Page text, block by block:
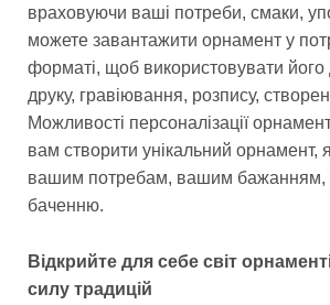
враховуючи ваші потреби, смаки,
можете завантажити орнамент у
форматі, щоб використовувати
друку, гравіювання, розпису,
Можливості персоналізації
вам створити унікальний орнамент,
вашим потребам, вашим
баченню.
Відкрийте для себе світ
силу традицій